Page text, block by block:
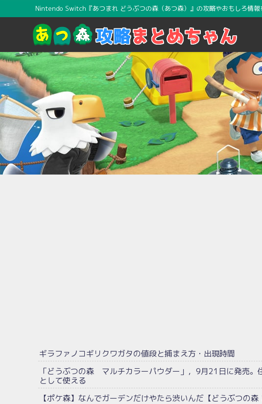
Nintendo Switch『あつまれ どうぶつの森（あつ森）』の攻略やおもしろ情
ギラファノコギリクワガタの値段と捕まえ方・出現時間
「どうぶつの森 マルチカラーパウダー」，9月21日に発売
として使える
【ポケ森】なんでガーデンだけやたら渋いんだ【どうぶつの森